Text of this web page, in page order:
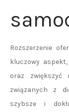
Rozszerzenie
kluczowy
oraz zwiększyć
związanych z
szybsze i